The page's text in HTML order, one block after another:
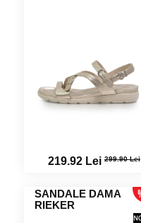
219.92 Lei 299.90 Lei
SANDALE DAMA
RIEKER